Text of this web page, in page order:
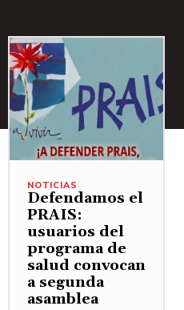
NOTICIAS
Defendamos el
PRAIS:
usuarios del
programa de
salud convocan
a segunda
asamblea